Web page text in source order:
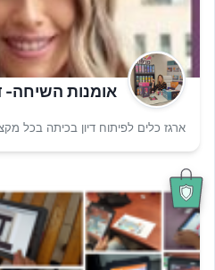
אומנות השיחה-
ארגז כלים לפיתוח דיון בכיתה בכל